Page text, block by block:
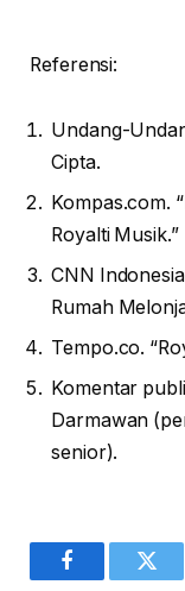
Referensi:
Undang-
Cipta.
Kompas.com.
Royalti Musik.”
CNN
Rumah
Tempo.co.
Komentar
Darmawan
senior).
Facebook